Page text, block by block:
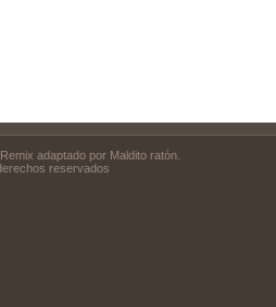
adaptado por Maldito ratón
reservados